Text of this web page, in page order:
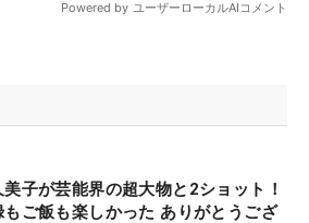
子が芸能界の超大物と2ショット！
もご飯も楽しかった ありがとうござ